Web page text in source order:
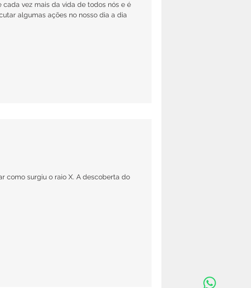
algumas ações no nosso dia a dia
como surgiu o raio X. A descoberta do